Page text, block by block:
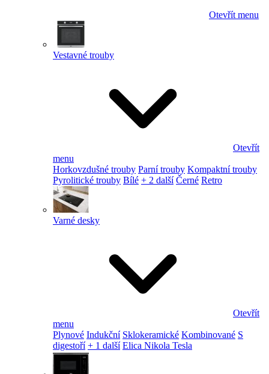
Otevřít menu
Vestavné trouby
Otevřít
menu
Horkovzdušné trouby Parní trouby Kompaktní trouby
Pyrolitické trouby Bílé + 2 další Černé Retro
Varné desky
Otevřít
menu
Plynové Indukční Sklokeramické Kombinované S
digestoří + 1 další Elica Nikola Tesla